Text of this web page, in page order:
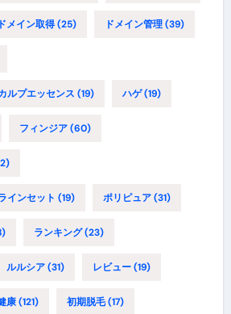
ドメイン取得(25) ドメイン管理(39)
ルプエッセンス (19) ハゲ(19)
フィンジア(60)
インセット (19) ポリピュア(31)
ランキング(23)
ルルシア(31) レビュー(19)
康(121) 初期脱毛(17)